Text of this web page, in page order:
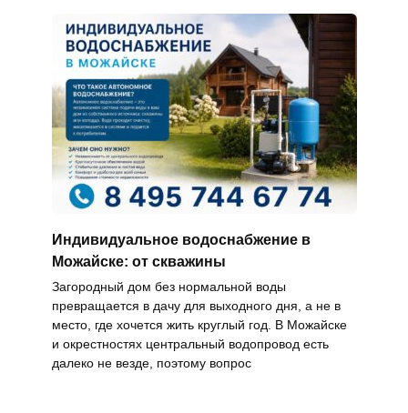
Индивидуальное водоснабжение в
Можайске: от скважины
Загородный дом без нормальной воды
превращается в дачу для выходного дня, а не в
место, где хочется жить круглый год. В Можайске
и окрестностях центральный водопровод есть
далеко не везде, поэтому вопрос